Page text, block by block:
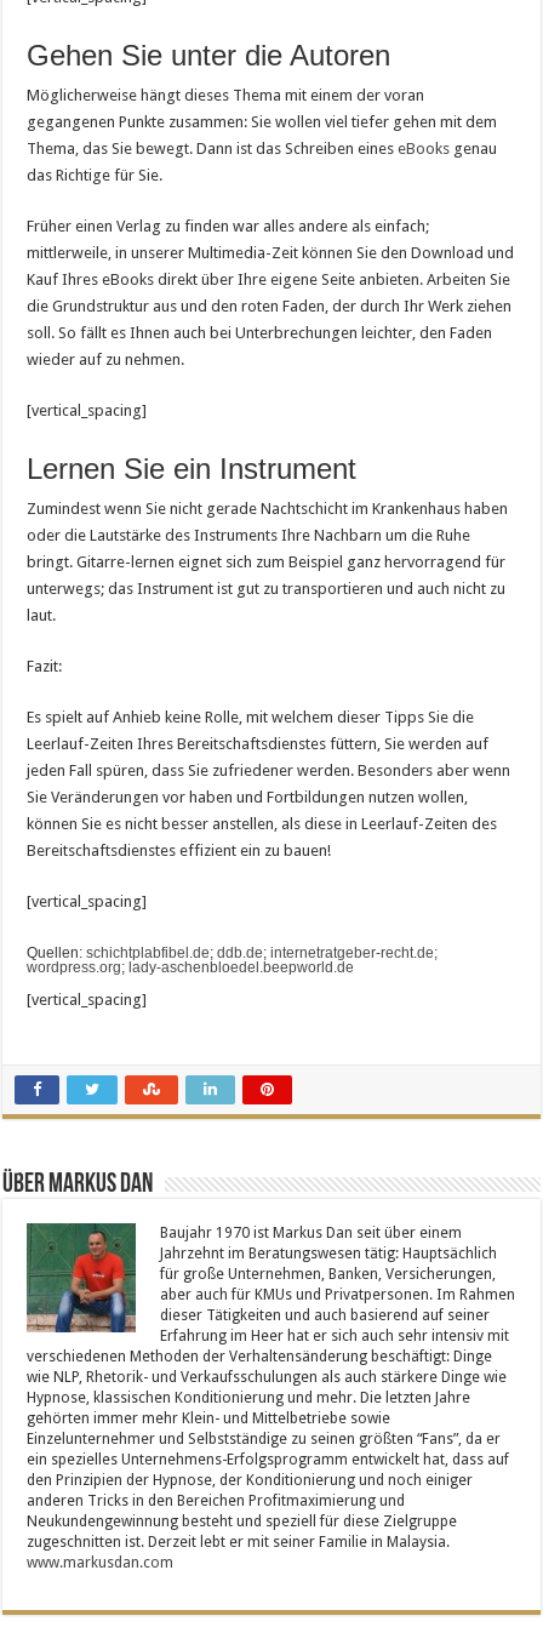
Gehen Sie unter die Autoren
Möglicherweise hängt dieses Thema mit einem der voran
gegangenen Punkte zusammen: Sie wollen viel tiefer gehen mit dem
Thema, das Sie bewegt. Dann ist das Schreiben eineseBooks genau
das Richtige für Sie.
Früher einen Verlag zu finden war alles andere als einfach;
mittlerweile, in unserer Multimedia-Zeit können Sie den Download und
Kauf Ihres eBooks direkt über Ihre eigene Seite anbieten. Arbeiten Sie
die Grundstruktur aus und den roten Faden, der durch Ihr Werk ziehen
soll. So fällt es Ihnen auch bei Unterbrechungen leichter, den Faden
wieder auf zu nehmen.
[vertical_spacing]
Lernen Sie ein Instrument
Zumindest wenn Sie nicht gerade Nachtschicht im Krankenhaus haben
oder die Lautstärke des Instruments Ihre Nachbarn um die Ruhe
bringt. Gitarre-lernen eignet sich zum Beispiel ganz hervorragend für
unterwegs; das Instrument ist gut zu transportieren und auch nicht zu
laut.
Fazit:
Es spielt auf Anhieb keine Rolle, mit welchem dieser Tipps Sie die
Leerlauf-Zeiten Ihres Bereitschaftsdienstes füttern, Sie werden auf
jeden Fall spüren, dass Sie zufriedener werden. Besonders aber wenn
Sie Veränderungen vor haben und Fortbildungen nutzen wollen,
können Sie es nicht besser anstellen, als diese in Leerlauf-Zeiten des
Bereitschaftsdienstes effizient ein zu bauen!
[vertical_spacing]
Quellen: schichtplabfibel.de;ddb.de;internetratgeber-recht.de;
wordpress.org; lady-aschenbloedel.beepworld.de
[vertical_spacing]
Über Markus Dan
Baujahr 1970 ist Markus Dan seit über einem
Jahrzehnt im Beratungswesen tätig: Hauptsächlich
für große Unternehmen, Banken, Versicherungen,
aber auch für KMUs und Privatpersonen. Im Rahmen
dieser Tätigkeiten und auch basierend auf seiner
Erfahrung im Heer hat er sich auch sehr intensiv mit
verschiedenen Methoden der Verhaltensänderung beschäftigt: Dinge
wie NLP, Rhetorik- und Verkaufsschulungen als auch stärkere Dinge wie
Hypnose, klassischen Konditionierung und mehr. Die letzten Jahre
gehörten immer mehr Klein- und Mittelbetriebe sowie
Einzelunternehmer und Selbstständige zu seinen größten “Fans”, da er
ein spezielles Unternehmens-Erfolgsprogramm entwickelt hat, dass auf
den Prinzipien der Hypnose, der Konditionierung und noch einiger
anderen Tricks in den Bereichen Profitmaximierung und
Neukundengewinnung besteht und speziell für diese Zielgruppe
zugeschnitten ist. Derzeit lebt er mit seiner Familie in Malaysia.
www.markusdan.com